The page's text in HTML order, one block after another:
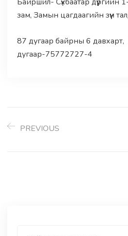
зам, Замын цагдаагийн зүүн
87 дугаар байрны 6 давхарт,
дугаар-75772727-4
PREVIOUS